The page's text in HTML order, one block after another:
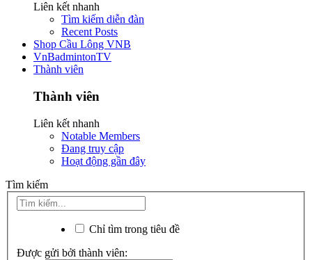
Liên kết nhanh
Tìm kiếm diễn đàn
Recent Posts
Shop Cầu Lông VNB
VnBadmintonTV
Thành viên
Thành viên
Liên kết nhanh
Notable Members
Đang truy cập
Hoạt động gần đây
Tìm kiếm
Chỉ tìm trong tiêu đề
Được gửi bởi thành viên: